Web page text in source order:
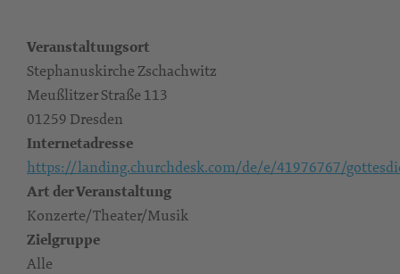
Veranstaltungsort
Stephanuskirche Zschachwitz
Meußlitzer Straße 113
01259 Dresden
Internetadresse
https://landing.churchdesk.com/de/e/41976767/
Art der Veranstaltung
Konzerte/Theater/Musik
Zielgruppe
Alle